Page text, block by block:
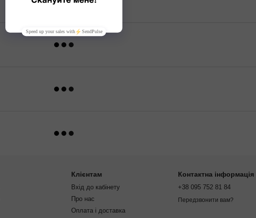
Клієнтам
Вхід до кабінету
Про нас
Оплата і доставка
Контактна інформація
+38 095 752 81 84
Передзвонити вам?